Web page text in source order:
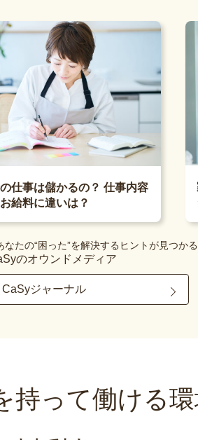
仕事は儲かるの？ 仕事内容
給料に違いは？
たの“困った”を解決するヒントが見つかる
のオウンドメディア
CaSyジャーナル
持って働ける